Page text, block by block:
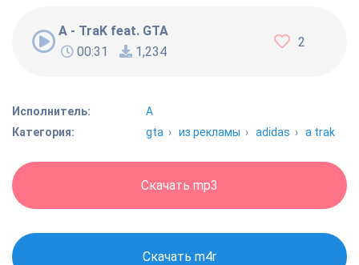
A - TraK feat. GTA
00:31
1,234
2
Исполнитель:
A
Категория:
gta ›из рекламы ›adidas ›a trak
Скачать mp3
Скачать m4r